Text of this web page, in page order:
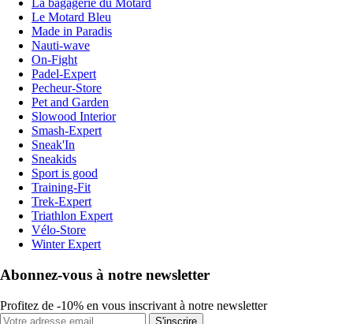
La bagagerie du Motard
Le Motard Bleu
Made in Paradis
Nauti-wave
On-Fight
Padel-Expert
Pecheur-Store
Pet and Garden
Slowood Interior
Smash-Expert
Sneak'In
Sneakids
Sport is good
Training-Fit
Trek-Expert
Triathlon Expert
Vélo-Store
Winter Expert
Abonnez-vous à notre newsletter
Profitez de -10% en vous inscrivant à notre newsletter
S'inscrire